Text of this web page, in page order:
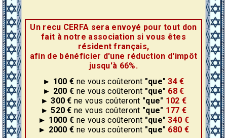
Un recu CERFA sera envoyé pour tout don
fait à notre association si vous êtes
résident français,
afin de bénéficier d'une réduction d'impôt
jusqu'à 66%.
► 100 € ne vous coûteront "que" 34 €
► 200 € ne vous coûteront "que" 68 €
► 300 € ne vous coûteront "que" 102 €
► 520 € ne vous coûteront "que" 177 €
► 1000 € ne vous coûteront "que" 340 €
► 2000 € ne vous coûteront "que" 680 €